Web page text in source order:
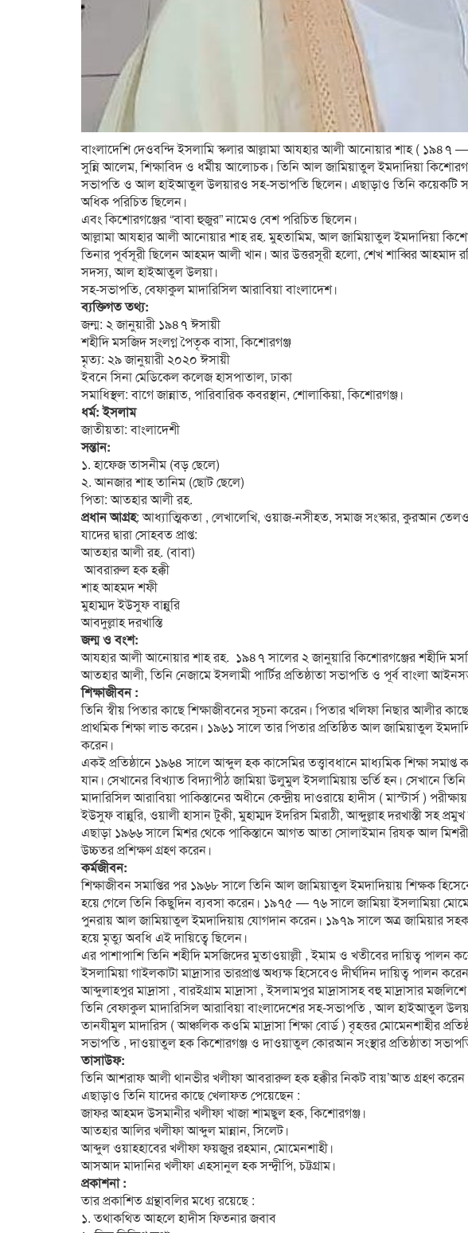
বাংলাদেশি দেওবন্দি ইসলামি স্কলার আল্লামা আযহার আলী আনোয়ার শাহ ( ১৯৪৭
সুন্নি আলেম, শিক্ষাবিদ ও ধর্মীয় আলোচক। তিনি আল জামিয়াতুল ইমদাদিয়া
সভাপতি ও আল হাইআতুল উলয়ারও সহ-সভাপতি ছিলেন। এছাড়াও তিনি কয়েকটি
অধিক পরিচিত ছিলেন।
এবং কিশোরগঞ্জের “বাবা হুজুর” নামেও বেশ পরিচিত ছিলেন।
আল্লামা আযহার আলী আনোয়ার শাহ রহ. মুহতামিম, আল জামিয়াতুল ইমদাদিয়া
তিনার পূর্বসূরী ছিলেন আহমদ আলী খান। আর উত্তরসূরী হলো, শেখ শাব্বির আহমাদ
সদস্য, আল হাইআতুল উলয়া।
সহ-সভাপতি, বেফাকুল মাদারিসিল আরাবিয়া বাংলাদেশ।
ব্যক্তিগত তথ্য:
জন্ম: ২ জানুয়ারী ১৯৪৭ ঈসায়ী
শহীদি মসজিদ সংলগ্ন পৈতৃক বাসা, কিশোরগঞ্জ
মৃত্য: ২৯ জানুয়ারী ২০২০ ঈসায়ী
ইবনে সিনা মেডিকেল কলেজ হাসপাতাল, ঢাকা
সমাধিস্থল: বাগে জান্নাত, পারিবারিক কবরস্থান, শোলাকিয়া, কিশোরগঞ্জ।
ধর্ম: ইসলাম
জাতীয়তা: বাংলাদেশী
সন্তান:
১. হাফেজ তাসনীম (বড় ছেলে)
২. আনজার শাহ তানিম (ছোট ছেলে)
পিতা: আতহার আলী রহ.
প্রধান আগ্রহ: আধ্যাত্মিকতা , লেখালেখি, ওয়াজ-নসীহত, সমাজ সংস্কার, কুরআন
যাদের দ্বারা সোহবত প্রাপ্ত:
আতহার আলী রহ. (বাবা)
আবরারুল হক হক্কী
শাহ আহমদ শফী
মুহাম্মদ ইউসুফ বান্নুরি
আবদুল্লাহ দরখাস্তি
জন্ম ও বংশ:
আযহার আলী আনোয়ার শাহ রহ. ১৯৪৭ সালের ২ জানুয়ারি কিশােরগঞ্জের শহীদি
আতহার আলী, তিনি নেজামে ইসলামী পার্টির প্রতিষ্ঠাতা সভাপতি ও পূর্ব বাংলা
শিক্ষাজীবন :
তিনি স্বীয় পিতার কাছে শিক্ষাজীবনের সূচনা করেন। পিতার খলিফা নিছার আলীর
প্রাথমিক শিক্ষা লাভ করেন। ১৯৬১ সালে তার পিতার প্রতিষ্ঠিত আল জামিয়াতুল
করেন।
একই প্রতিষ্ঠানে ১৯৬৪ সালে আব্দুল হক কাসেমির তত্ত্বাবধানে মাধ্যমিক শিক্ষা সমাপ্ত
যান। সেখানের বিখ্যাত বিদ্যাপীঠ জামিয়া উলুমুল ইসলামিয়ায় ভর্তি হন। সেখানে
মাদারিসিল আরাবিয়া পাকিস্তানের অধীনে কেন্দ্রীয় দাওরায়ে হাদীস ( মাস্টার্স )
ইউসুফ বান্নুরি, ওয়ালী হাসান টুকী, মুহাম্মদ ইদরিস মিরাঠী, আব্দুল্লাহ দরখাস্তী সহ প্রমুখ
এছাড়া ১৯৬৬ সালে মিশর থেকে পাকিস্তানে আগত আতা সােলাইমান রিযক্ব‌ আল
উচ্চতর প্রশিক্ষণ গ্রহণ করেন।
কর্মজীবন:
শিক্ষাজীবন সমাপ্তির পর ১৯৬৮ সালে তিনি আল জামিয়াতুল ইমদাদিয়ায় শিক্ষক
হয়ে গেলে তিনি কিছুদিন ব্যবসা করেন। ১৯৭৫ — ৭৬ সালে জামিয়া ইসলামিয়া
পুনরায় আল জামিয়াতুল ইমদাদিয়ায় যোগদান করেন। ১৯৭৯ সালে অত্র জামিয়ার
হয়ে মৃত্যু অবধি এই দায়িত্বে ছিলেন।
এর পাশাপাশি তিনি শহীদি মসজিদের মুতাওয়াল্লী , ইমাম ও খতীবের দায়িত্ব পালন
ইসলামিয়া গাইলকাটা মাদ্রাসার ভারপ্রাপ্ত অধ্যক্ষ হিসেবেও দীর্ঘদিন দায়িত্ব পালন
আব্দুলাহপুর মাদ্রাসা , বারইগ্রাম মাদ্রাসা , ইসলামপুর মাদ্রাসাসহ বহু মাদ্রাসার
তিনি বেফাকুল মাদারিসিল আরাবিয়া বাংলাদেশের সহ-সভাপতি , আল হাইআতুল
তানযীমুল মাদারিস ( আঞ্চলিক কওমি মাদ্রাসা শিক্ষা বাের্ড ) বৃহত্তর মােমেনশাহীর
সভাপতি , দাওয়াতুল হক কিশােরগঞ্জ ও দাওয়াতুল কোরআন সংস্থার প্রতিষ্ঠাতা
তাসাউফ:
তিনি আশরাফ আলী থানভীর খলীফা আবরারুল হক হক্কীর নিকট বায়’আত গ্রহণ
এছাড়াও তিনি যাদের কাছে খেলাফত পেয়েছেন :
জাফর আহমদ উসমানীর খলীফা খাজা শামছুল হক, কিশোরগঞ্জ।
আতহার আলির খলীফা আব্দুল মান্নান, সিলেট।
আব্দুল ওয়াহহাবের খলীফা ফয়জুর রহমান, মােমেনশাহী।
আসআদ মাদানির খলীফা এহসানুল হক সন্দ্বীপি, চট্টগ্রাম।
প্রকাশনা :
তার প্রকাশিত গ্রন্থাবলির মধ্যে রয়েছে :
১. তথাকথিত আহলে হাদীস ফিতনার জবাব